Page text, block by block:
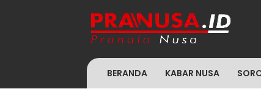
BERANDA KABAR NUSA